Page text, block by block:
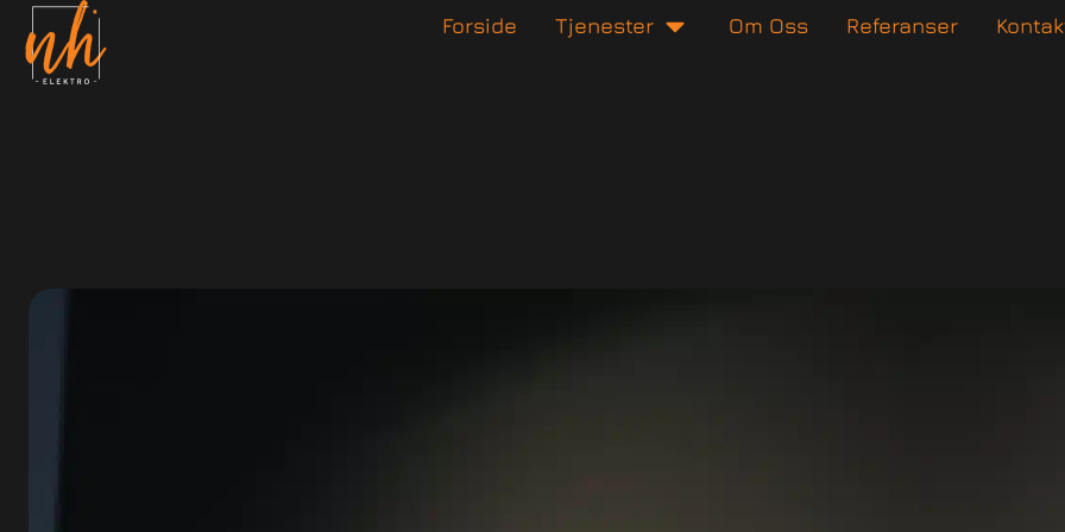
Forside Tjenester Om Oss Referanser